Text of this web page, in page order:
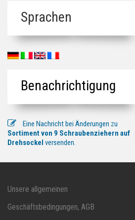
Sprachen
Benachrichtigung
Eine Nachricht bei Änderungen zu
Sortiment von 9 Schraubenziehern auf
Drehsockel versenden.
Unsere allgemeinen
Geschäftsbedingungen, AGB